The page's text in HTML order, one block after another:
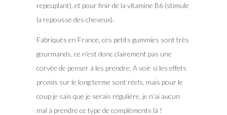
repeuplant), et pour finir de la vitamine B6 (stimule
la repousse des cheveux).
Fabriqués en France, ces petits gummies sont très
gourmands, ce n’est donc clairement pas une
corvée de penser à les prendre. A voir si les effets
promis sur le long terme sont réels, mais pour le
coup je sais que je serais régulière, je n’ai aucun
mal à prendre ce type de compléments là !